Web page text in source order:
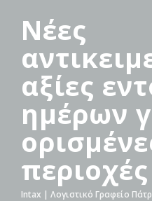
Νέες
αξίες
ημέρων
περιοχές
Intax | Λογιστικό Γραφείο